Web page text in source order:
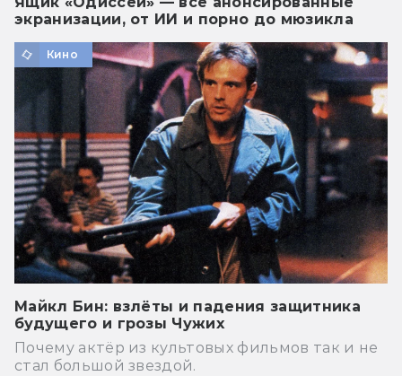
экранизации, от ИИ и порно до мюзикла
Кино
Майкл Бин: взлёты и падения защитника
будущего и грозы Чужих
Почему актёр из культовых фильмов так и не
стал большой звездой.